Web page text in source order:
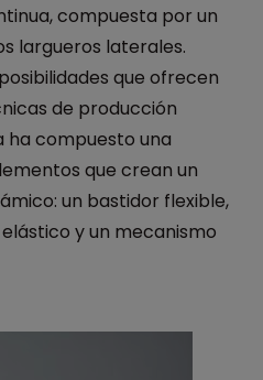
compuesta por un
largueros laterales.
que ofrecen
de producción
ha compuesto una
que crean un
un bastidor flexible,
y un mecanismo